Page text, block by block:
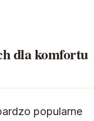
dla komfortu
popularne